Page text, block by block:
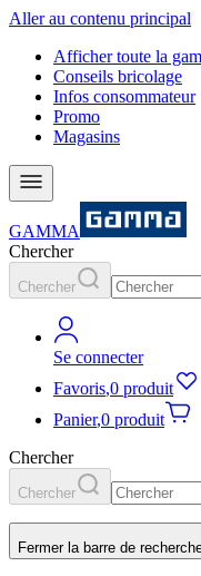
Aller au contenu principal
Afficher toute la
Conseils bricolage
Infos consommateur
Promo
Magasins
GAMMA
Chercher
Chercher
Se connecter
Favoris,0 produit
Panier,0 produit
Chercher
Chercher
Fermer la barre de